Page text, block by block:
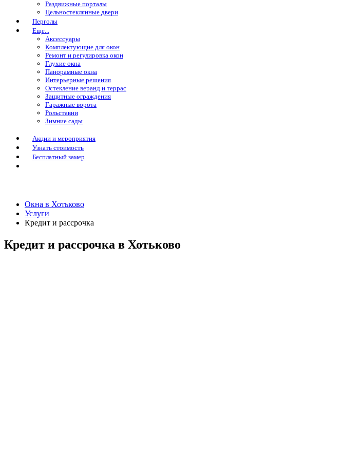
Раздвижные порталы
Цельностеклянные двери
Перголы
Еще...
Аксессуары
Комплектующие для окон
Ремонт и регулировка окон
Глухие окна
Панорамные окна
Интерьерные решения
Остекление веранд и террас
Защитные ограждения
Гаражные ворота
Рольставни
Зимние сады
Акции и мероприятия
Узнать стоимость
Бесплатный замер
Окна в Хотьково
Услуги
Кредит и рассрочка
Кредит и рассрочка в Хотьково